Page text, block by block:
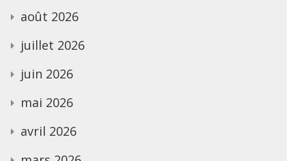
août 2026
juillet 2026
juin 2026
mai 2026
avril 2026